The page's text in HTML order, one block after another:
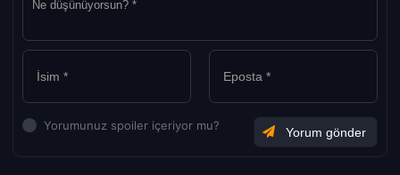
Yorumunuz spoiler içeriyor mu?